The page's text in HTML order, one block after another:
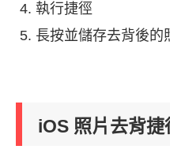
執行捷徑
長按並儲存去背後的
iOS 照片去背捷